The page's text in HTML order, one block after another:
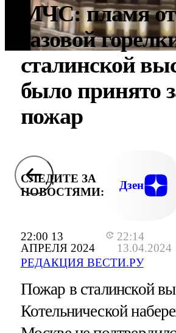
22:00 13
АПРЕЛЯ 2024
22:14
13.04.2024
РЕДАКЦИЯ ВЕСТИ.РУ
МЧС: пламя от
газовой
сталинской
было принято
пожар
СЛЕДИТЕ ЗА
НОВОСТЯМИ:
Дзен
Пожар в сталинской
Котельнической